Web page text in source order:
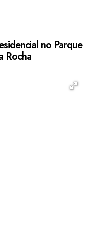
no Parque
Rocha